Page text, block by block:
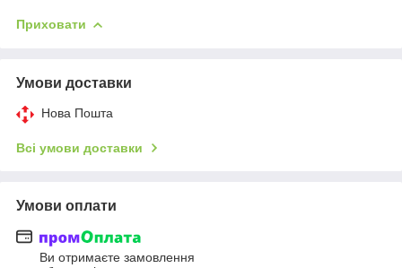
Приховати
Умови доставки
Нова Пошта
Всі умови доставки
Умови оплати
Ви отримаєте замовлення